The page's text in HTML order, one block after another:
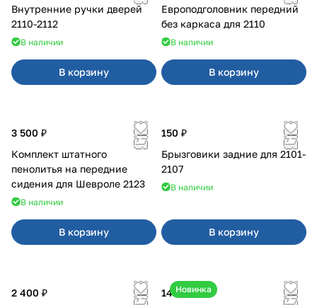
Внутренние ручки дверей
2110-2112
В наличии
В корзину
Европодголовник передний
без каркаса для 2110
В наличии
В корзину
3 500 ₽
Комплект штатного
пенолитья на передние
сидения для Шевроле 2123
В наличии
В корзину
150 ₽
Брызговики задние для 2101-
2107
В наличии
В корзину
2 400 ₽
Новинка
14 900 ₽